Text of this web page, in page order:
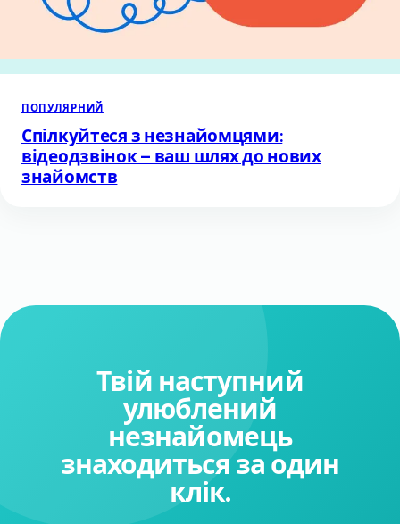
ПОПУЛЯРНИЙ
Спілкуйтеся з незнайомцями:
відеодзвінок – ваш шлях до нових
знайомств
Твій наступний
улюблений
незнайомець
знаходиться за один
клік.